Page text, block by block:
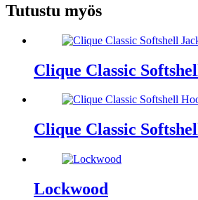
Tutustu myös
Clique Classic
Clique Classic
Lockwood